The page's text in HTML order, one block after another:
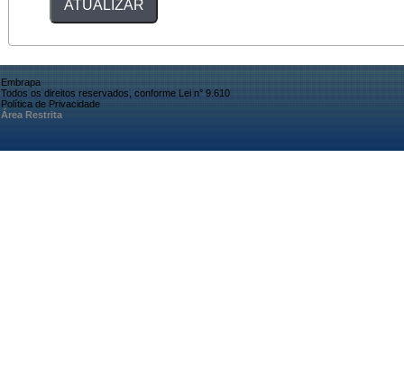
Embrapa
Todos os direitos reservados, conforme Lei n° 9.610
Política de Privacidade
Área Restrita